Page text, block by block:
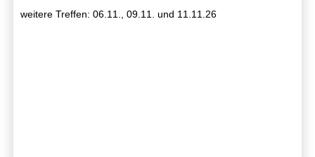
weitere Treffen: 06.11., 09.11. und 11.11.26